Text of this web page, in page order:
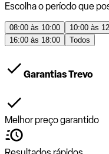
Escolha o período que
08:00 às 10:00 10:00 às
16:00 às 18:00
Todos
Garantias Trevo
Melhor preço garantido